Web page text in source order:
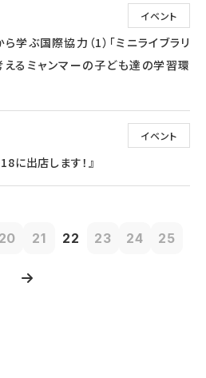
イベント
学ぶ国際協力（1）「ミニライブラリ
るミャンマーの子ども達の学習環
イベント
に出店します！』
20 21 22 23 24 25